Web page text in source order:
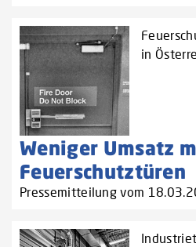
in
Weniger Umsatz
Feuerschutztüren
Pressemitteilung vom